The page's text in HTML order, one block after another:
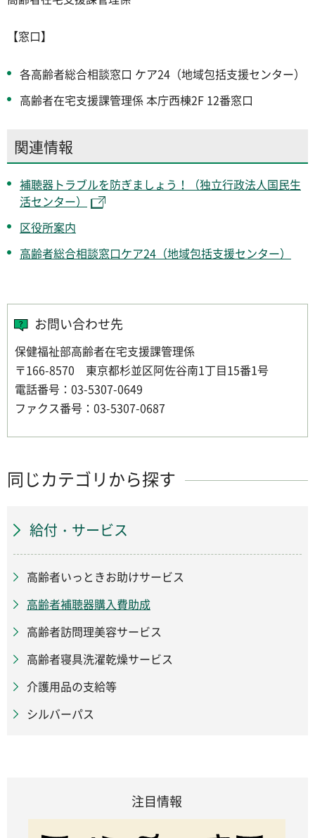
【窓口】
各高齢者総合相談窓口 ケア24（地域包括支援センター）
高齢者在宅支援課管理係 本庁西棟2F 12番窓口
関連情報
補聴器トラブルを防ぎましょう！（独立行政法人国民生
活センター）
区役所案内
高齢者総合相談窓口ケア24（地域包括支援センター）
お問い合わせ先
保健福祉部高齢者在宅支援課管理係
〒166-8570 東京都杉並区阿佐谷南1丁目15番1号
電話番号：03-5307-0649
ファクス番号：03-5307-0687
同じカテゴリから探す
給付・サービス
高齢者いっときお助けサービス
高齢者補聴器購入費助成
高齢者訪問理美容サービス
高齢者寝具洗濯乾燥サービス
介護用品の支給等
シルバーパス
注目情報